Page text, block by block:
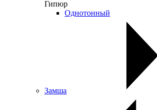
Гипюр
Однотонный
Замша